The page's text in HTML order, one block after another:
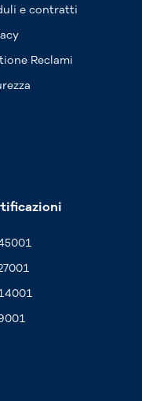
e contratti
Reclami